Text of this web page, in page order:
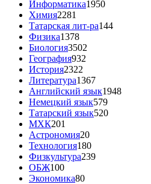
Информатика1950
Химия2281
Татарская лит-ра144
Физика1378
Биология3502
География932
История2322
Литература1367
Английский язык1948
Немецкий язык579
Татарский язык520
МХК201
Астрономия20
Технология180
Физкультура239
ОБЖ100
Экономика80